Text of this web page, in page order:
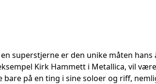
superstjerne er den unike måten
Kirk Hammett i Metallica, vil
på en ting i sine soloer og riff,